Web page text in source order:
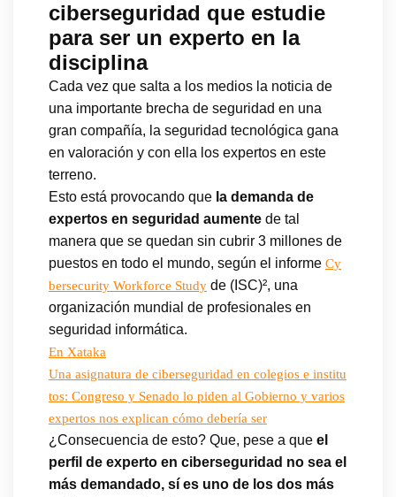
ciberseguridad que estudie
para ser un experto en la
disciplina
Cada vez que salta a los medios la noticia de
una importante brecha de seguridad en una
gran compañía, la seguridad tecnológica gana
en valoración y con ella los expertos en este
terreno.
Esto está provocando que la demanda de
expertos en seguridad aumente de tal
manera que se quedan sin cubrir 3 millones de
puestos en todo el mundo, según el informe Cy
bersecurity Workforce Study de (ISC)², una
organización mundial de profesionales en
seguridad informática.
En Xataka
Una asignatura de ciberseguridad en colegios e institu
tos: Congreso y Senado lo piden al Gobierno y varios
expertos nos explican cómo debería ser
¿Consecuencia de esto? Que, pese a que el
perfil de experto en ciberseguridad no sea el
más demandado, sí es uno de los dos más